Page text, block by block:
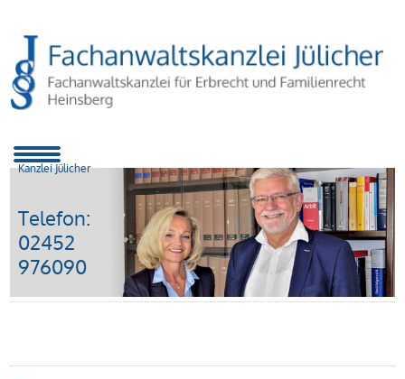
Kanzlei Jülicher
Telefon:
02452
976090